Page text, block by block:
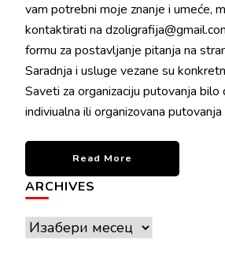
vam potrebni moje znanje i umeće,
kontaktirati na
formu za postavljanje pitanja na
Saradnja i usluge vezane su
Saveti za organizaciju putovanja bilo
indiviualna ili organizovana
Read More
ARCHIVES
Archives